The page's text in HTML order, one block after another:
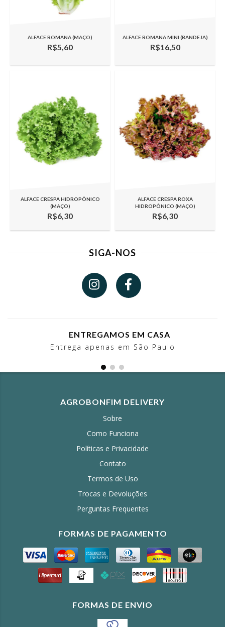
ALFACE ROMANA (MAÇO)
R$5,60
ALFACE ROMANA MINI (BANDEJA)
R$16,50
ALFACE CRESPA HIDROPÔNICO
(MAÇO)
R$6,30
ALFACE CRESPA ROXA
HIDROPÔNICO (MAÇO)
R$6,30
SIGA-NOS
ENTREGAMOS EM CASA
Entrega apenas em São Paulo
AGROBONFIM DELIVERY
Sobre
Como Funciona
Políticas e Privacidade
Contato
Termos de Uso
Trocas e Devoluções
Perguntas Frequentes
FORMAS DE PAGAMENTO
FORMAS DE ENVIO